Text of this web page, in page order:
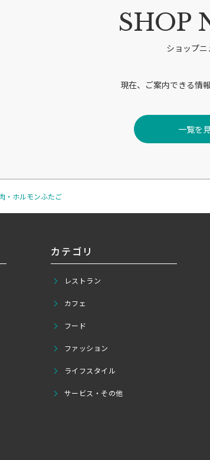
SHOP
ショップニ
現在、ご案内できる情
一覧を
・ホルモンふたご
カテゴリ
レストラン
カフェ
フード
ファッション
ライフスタイル
サービス・その他